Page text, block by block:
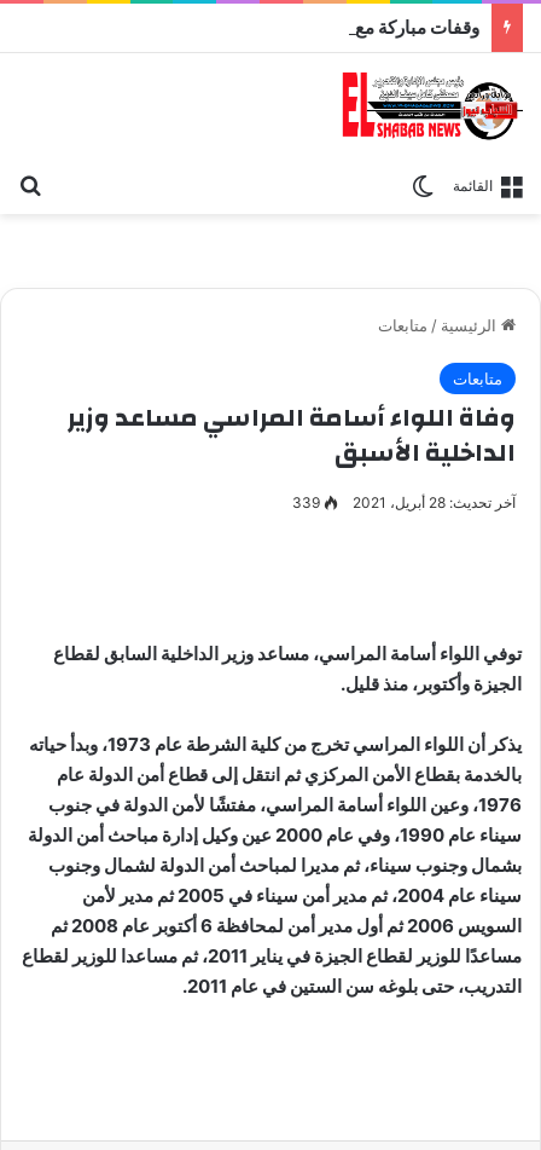
القائمة
الرئيسية / متابعات
متابعات
وفاة اللواء أسامة المراسي مساعد وزير
الداخلية الأسبق
آخر تحديث: 28 أبريل، 2021 339
توفي اللواء أسامة المراسي، مساعد وزير الداخلية السابق لقطاع
الجيزة وأكتوبر، منذ قليل.
يذكر أن اللواء المراسي تخرج من كلية الشرطة عام 1973، وبدأ حياته
بالخدمة بقطاع الأمن المركزي ثم انتقل إلى قطاع أمن الدولة عام
1976، وعين اللواء أسامة المراسي، مفتشًا لأمن الدولة في جنوب
سيناء عام 1990، وفي عام 2000 عين وكيل إدارة مباحث أمن الدولة
بشمال وجنوب سيناء، ثم مديرا لمباحث أمن الدولة لشمال وجنوب
سيناء عام 2004، ثم مدير أمن سيناء في 2005 ثم مدير لأمن
السويس 2006 ثم أول مدير أمن لمحافظة 6 أكتوبر عام 2008 ثم
مساعدًا للوزير لقطاع الجيزة في يناير 2011، ثم مساعدا للوزير لقطاع
التدريب، حتى بلوغه سن الستين في عام 2011.